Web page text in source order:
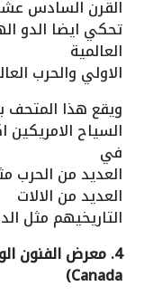
القرن السادس
تحكي ايضا الدو
العالمية
الاولي والحرب
ويقع هذا المتحف
السياح الامريكين
في
العديد من الالات
التاريخيهم مثل
Canada)